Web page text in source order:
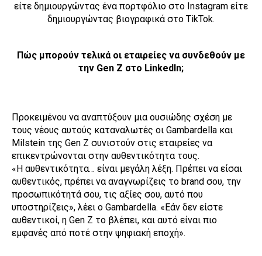
είτε δημιουργώντας ένα πορτφόλιο στο Instagram είτε
δημιουργώντας βιογραφικά στο TikTok.
Πώς μπορούν τελικά οι εταιρείες να συνδεθούν με
την Gen Z στο LinkedIn;
Προκειμένου να αναπτύξουν μια ουσιώδης σχέση με
τους νέους αυτούς καταναλωτές οι Gambardella και
Milstein της Gen Z συνιστούν στις εταιρείες να
επικεντρώνονται στην αυθεντικότητα τους.
«Η αυθεντικότητα… είναι μεγάλη λέξη. Πρέπει να είσαι
αυθεντικός, πρέπει να αναγνωρίζεις το brand σου, την
προσωπικότητά σου, τις αξίες σου, αυτό που
υποστηρίζεις», λέει ο Gambardella. «Εάν δεν είστε
αυθεντικοί, η Gen Z το βλέπει, και αυτό είναι πιο
εμφανές από ποτέ στην ψηφιακή εποχή».